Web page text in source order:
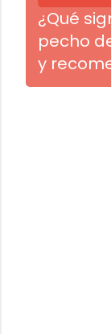
¿Qué
pecho
y